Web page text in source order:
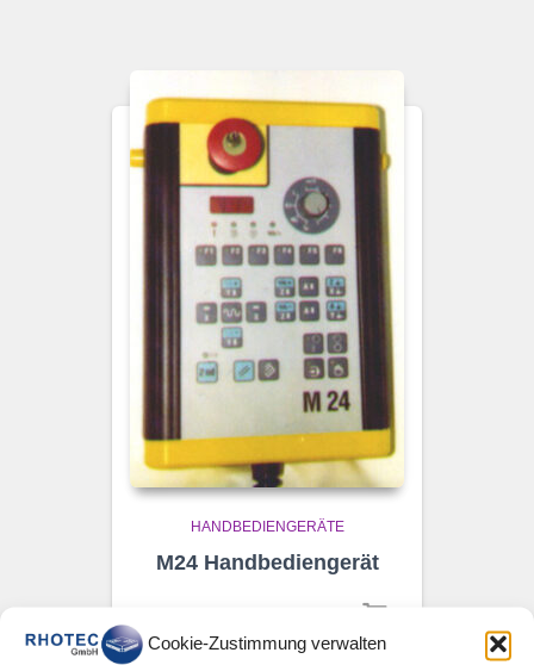
Cookie-Zustimmung verwalten
HANDBEDIENGERÄTE
M24 Handbediengerät